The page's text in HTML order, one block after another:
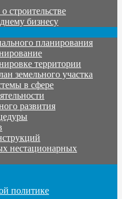
строительстве
бизнесу
планирования
территории
земельного участка
в сфере
развития
нестационарных
политике